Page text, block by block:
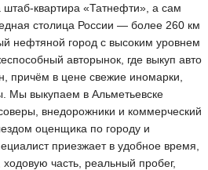
квартира «Татнефти», а сам
столица России — более 260 км
нефтяной город с высоким уровнем
авторынок, где выкуп авто
причём в цене свежие иномарки,
Мы выкупаем в Альметьевске
внедорожники и коммерческий
оценщика по городу и
приезжает в удобное время,
ходовую часть, реальный пробег,